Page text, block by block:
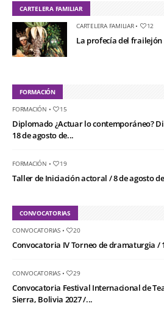
CARTELERA FAMILIAR
CARTELERA FAMILIAR• 12
La profecía del frailejón
FORMACIÓN
FORMACIÓN • 15
Diplomado ¿Actuar lo contemporáneo?
18 de agosto de...
FORMACIÓN • 19
Taller de Iniciación actoral / 8 de agosto
CONVOCATORIAS
CONVOCATORIAS• 20
Convocatoria IV Torneo de dramaturgia /
CONVOCATORIAS• 29
Convocatoria Festival Internacional de
Sierra, Bolivia 2027 /...